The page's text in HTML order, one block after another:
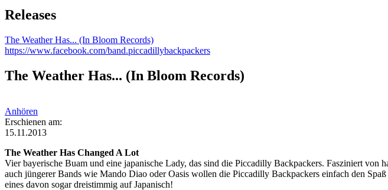
Releases
The Weather Has... (In Bloom Records)
https://www.facebook.com/band.piccadillybackpackers
The Weather Has... (In Bloom Records)
Anhören
Erschienen am:
15.11.2013
The Weather Has Changed A Lot
Vier bayerische Buam und eine japanische Lady, das sind die Piccadilly Backpackers. Fasziniert
auch jüngerer Bands wie Mando Diao oder Oasis wollen die Piccadilly Backpackers einfach den
eines davon sogar dreistimmig auf Japanisch!